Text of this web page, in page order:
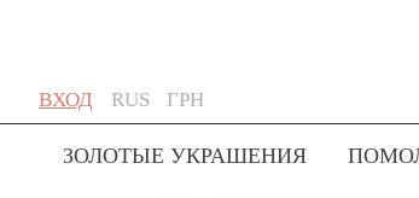
ВХОД
Skip
to
Content
Язык
RUS Валюта
ГРН
ЗОЛОТЫЕ УКРАШЕНИЯ